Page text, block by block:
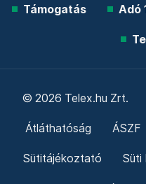
Támogatás Adó
© 2026 Telex.hu Zrt.
Átláthatóság ÁSZF
Sütitájékoztató Süti